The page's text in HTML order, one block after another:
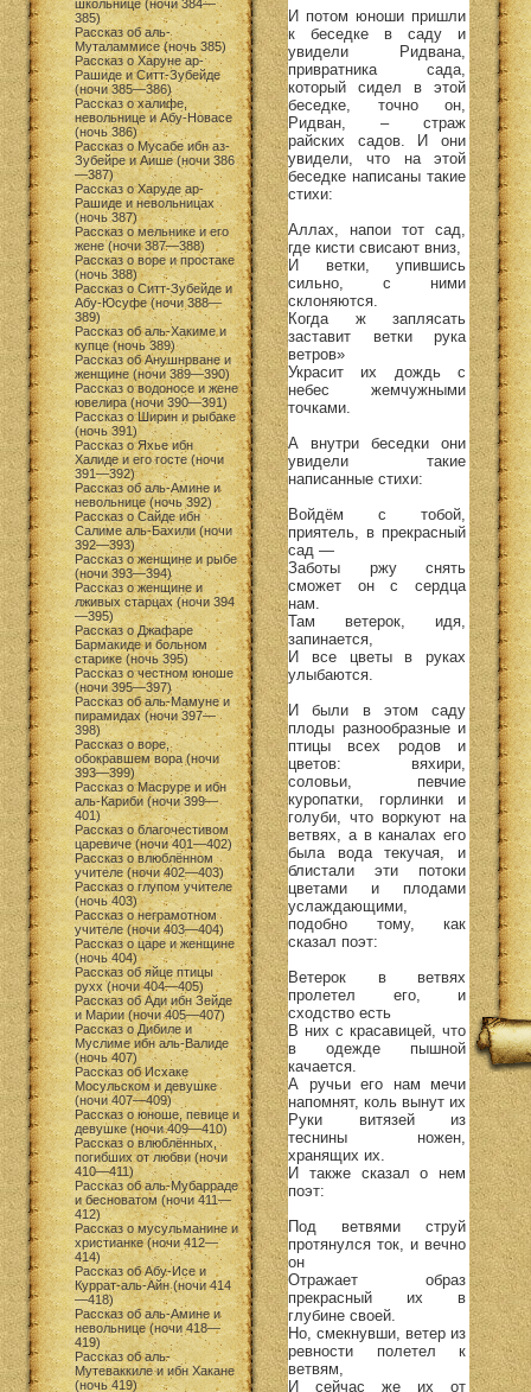
школьнице (ночи 384—
385)
Рассказ об аль-
Муталаммисе (ночь 385)
Рассказ о Харуне ар-
Рашиде и Ситт-Зубейде
(ночи 385—386)
Рассказ о халифе,
невольнице и Абу-Новасе
(ночь 386)
Рассказ о Мусабе ибн аз-
Зубейре и Аише (ночи 386
—387)
Рассказ о Харуде ар-
Рашиде и невольницах
(ночь 387)
Рассказ о мельнике и его
жене (ночи 387—388)
Рассказ о воре и простаке
(ночь 388)
Рассказ о Ситт-Зубейде и
Абу-Юсуфе (ночи 388—
389)
Рассказ об аль-Хакиме и
купце (ночь 389)
Рассказ об Анушнрване и
женщине (ночи 389—390)
Рассказ о водоносе и жене
ювелира (ночи 390—391)
Рассказ о Ширин и рыбаке
(ночь 391)
Рассказ о Яхье ибн
Халиде и его госте (ночи
391—392)
Рассказ об аль-Амине и
невольнице (ночь 392)
Рассказ о Сайде ибн
Салиме аль-Бахили (ночи
392—393)
Рассказ о женщине и рыбе
(ночи 393—394)
Рассказ о женщине и
лживых старцах (ночи 394
—395)
Рассказ о Джафаре
Бармакиде и больном
старике (ночь 395)
Рассказ о честном юноше
(ночи 395—397)
Рассказ об аль-Мамуне и
пирамидах (ночи 397—
398)
Рассказ о воре,
обокравшем вора (ночи
393—399)
Рассказ о Масруре и ибн
аль-Кариби (ночи 399—
401)
Рассказ о благочестивом
царевиче (ночи 401—402)
Рассказ о влюблённом
учителе (ночи 402—403)
Рассказ о глупом учителе
(ночь 403)
Рассказ о неграмотном
учителе (ночи 403—404)
Рассказ о царе и женщине
(ночь 404)
Рассказ об яйце птицы
рухх (ночи 404—405)
Рассказ об Ади ибн Зейде
и Марии (ночи 405—407)
Рассказ о Дибиле и
Муслиме ибн аль-Валиде
(ночь 407)
Рассказ об Исхаке
Мосульском и девушке
(ночи 407—409)
Рассказ о юноше, певице и
девушке (ночи 409—410)
Рассказ о влюблённых,
погибших от любви (ночи
410—411)
Рассказ об аль-Мубарраде
и бесноватом (ночи 411—
412)
Рассказ о мусульманине и
христианке (ночи 412—
414)
Рассказ об Абу-Исе и
Куррат-аль-Айн (ночи 414
—418)
Рассказ об аль-Амине и
невольнице (ночи 418—
419)
Рассказ об аль-
Мутеваккиле и ибн Хакане
(ночь 419)
И потом юноши пришли
к беседке в саду и
увидели Ридвана,
привратника сада,
который сидел в этой
беседке, точно он,
Ридван, – страж
райских садов. И они
увидели, что на этой
беседке написаны такие
стихи:
Аллах, напои тот сад,
где кисти свисают вниз,
И ветки, упившись
сильно, с ними
склоняются.
Когда ж заплясать
заставит ветки рука
ветров»
Украсит их дождь с
небес жемчужными
точками.
А внутри беседки они
увидели такие
написанные стихи:
Войдём с тобой,
приятель, в прекрасный
сад —
Заботы ржу снять
сможет он с сердца
нам.
Там ветерок, идя,
запинается,
И все цветы в руках
улыбаются.
И были в этом саду
плоды разнообразные и
птицы всех родов и
цветов: вяхири,
соловьи, певчие
куропатки, горлинки и
голуби, что воркуют на
ветвях, а в каналах его
была вода текучая, и
блистали эти потоки
цветами и плодами
услаждающими,
подобно тому, как
сказал поэт:
Ветерок в ветвях
пролетел его, и
сходство есть
В них с красавицей, что
в одежде пышной
качается.
А ручьи его нам мечи
напомнят, коль вынут их
Руки витязей из
теснины ножен,
хранящих их.
И также сказал о нем
поэт:
Под ветвями струй
протянулся ток, и вечно
он
Отражает образ
прекрасный их в
глубине своей.
Но, смекнувши, ветер из
ревности полетел к
ветвям,
И сейчас же их от